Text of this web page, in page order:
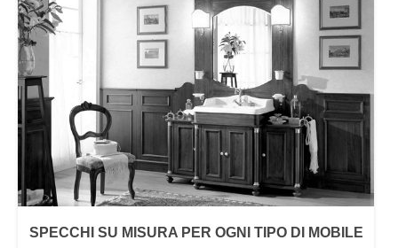
SPECCHI SU MISURA PER OGNI TIPO DI MOBILE